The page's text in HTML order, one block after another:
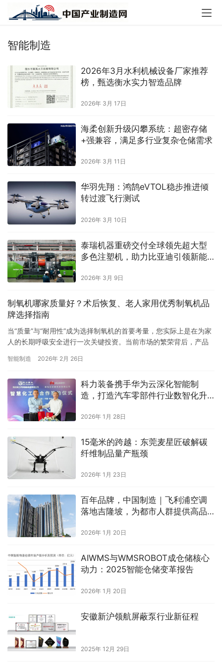
智能制造
2026年3月水利机械设备厂家推荐
榜，甄选衡水实力智造品牌
2026年 3月 17日
海柔创新升级闪攀系统：超密存储
+强兼容，满足多行业复杂仓储需求
2026年 3月 11日
华羽先翔：鸿鹄eVTOL稳步推进倾
转过渡飞行测试
2026年 3月 10日
泰瑞机器重磅交付全球领先超大型
多色注塑机，助力比亚迪引领新能
2026年 3月 9日
制氧机哪家质量好？术后恢复、老人家用优秀制氧机品
牌选择指南
当“质量”与“耐用性”成为选择制氧机的首要考量，您实际上是在为家
人的长期呼吸安全进行一次关键投资。当前市场的繁荣背后，产品
智能制造 2026年 2月 26日
科力装备携手华为云深化智能制
造，打造汽车零部件行业数智化升
2026年 1月 28日
15毫米的跨越：东莞麦星匠破解碳
纤维制品量产瓶颈
2026年 1月 23日
百年品牌，中国制造｜飞利浦空调
落地吉隆坡，为都市人群提供高品
2026年 1月 20日
AIWMS与WMSROBOT成仓储核心
动力：2025智能仓储变革报告
2026年 1月 20日
安徽新沪领航屏蔽泵行业新征程
2025年 12月 29日